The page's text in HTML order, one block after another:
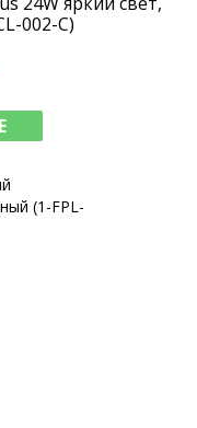
002-C)